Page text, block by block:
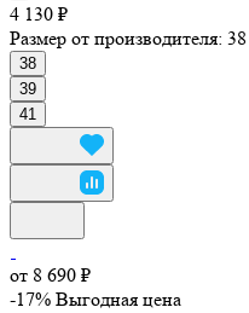
4 130 ₽
Размер от производителя: 38
38
39
41
от 8 690 ₽
-17% Выгодная цена